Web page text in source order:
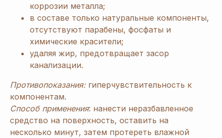
коррозии металла;
в составе только натуральные компоненты,
отсутствуют парабены, фосфаты и
химические красители;
удаляя жир, предотвращает засор
канализации.
Противопоказания:гиперчувствительность к
компонентам.
Способ применения: нанести неразбавленное
средство на поверхность, оставить на
несколько минут, затем протереть влажной